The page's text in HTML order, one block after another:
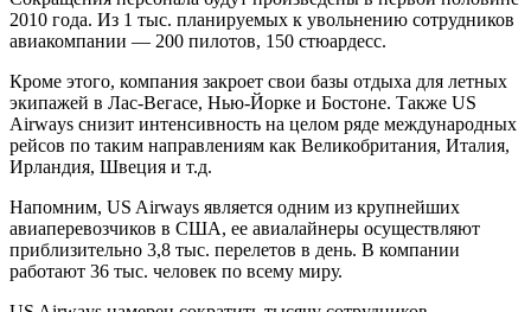
2010 года. Из 1 тыс. планируемых к увольнению сотрудников
авиакомпании — 200 пилотов, 150 стюардесс.
Кроме этого, компания закроет свои базы отдыха для летных
экипажей в Лас-Вегасе, Нью-Йорке и Бостоне. Также US
Airways снизит интенсивность на целом ряде международных
рейсов по таким направлениям как Великобритания, Италия,
Ирландия, Швеция и т.д.
Напомним, US Airways является одним из крупнейших
авиаперевозчиков в США, ее авиалайнеры осуществляют
приблизительно 3,8 тыс. перелетов в день. В компании
работают 36 тыс. человек по всему миру.